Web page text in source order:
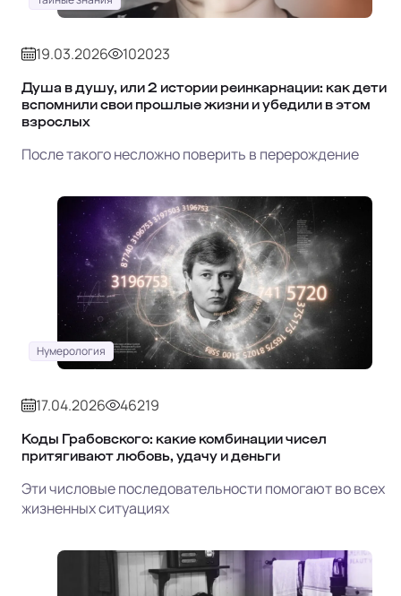
19.03.2026 102023
Душа в душу, или 2 истории реинкарнации: как дети
вспомнили свои прошлые жизни и убедили в этом
взрослых
После такого несложно поверить в перерождение
Нумерология
17.04.2026 46219
Коды Грабовского: какие комбинации чисел
притягивают любовь, удачу и деньги
Эти числовые последовательности помогают во всех
жизненных ситуациях